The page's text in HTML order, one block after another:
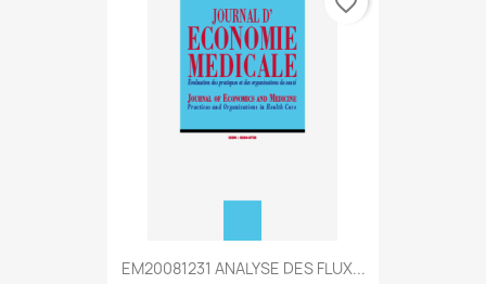
EM20081231 ANALYSE DES FLUX...